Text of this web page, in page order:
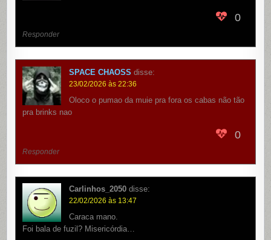
0
Responder
SPACE CHAOSS disse:
23/02/2026 às 22:36
Oloco o pumao da muie pra fora os cabas não tão
pra brinks nao
0
Responder
Carlinhos_2050 disse:
22/02/2026 às 13:47
Caraca mano.
Foi bala de fuzil? Misericórdia…